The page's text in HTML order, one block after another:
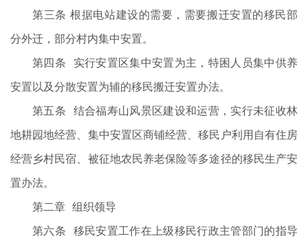
第三条 根据电站建设的需要，需要搬迁安置的移民部
分外迁，部分村内集中安置。
第四条 实行安置区集中安置为主，特困人员集中供养
安置以及分散安置为辅的移民搬迁安置办法。
第五条 结合福寿山风景区建设和运营，实行未征收林
地耕园地经营、集中安置区商铺经营、移民户利用自有住房
经营乡村民宿、被征地农民养老保险等多途径的移民生产安
置办法。
第二章 组织领导
第六条 移民安置工作在上级移民行政主管部门的指导